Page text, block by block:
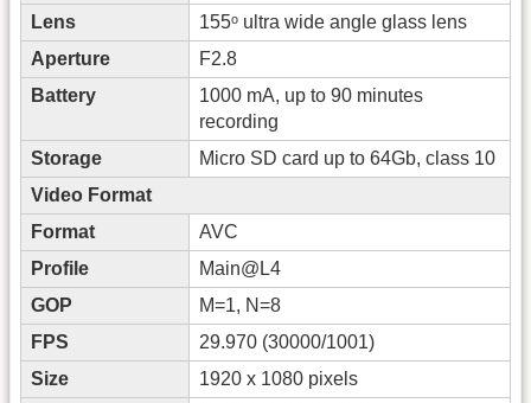
Lens
155ᵒ ultra wide angle glass lens
Aperture
F2.8
Battery
1000 mA, up to 90 minutes
recording
Storage
Micro SD card up to 64Gb, class 10
Video Format
Format
AVC
Profile
Main@L4
GOP
M=1, N=8
FPS
29.970 (30000/1001)
Size
1920 x 1080 pixels